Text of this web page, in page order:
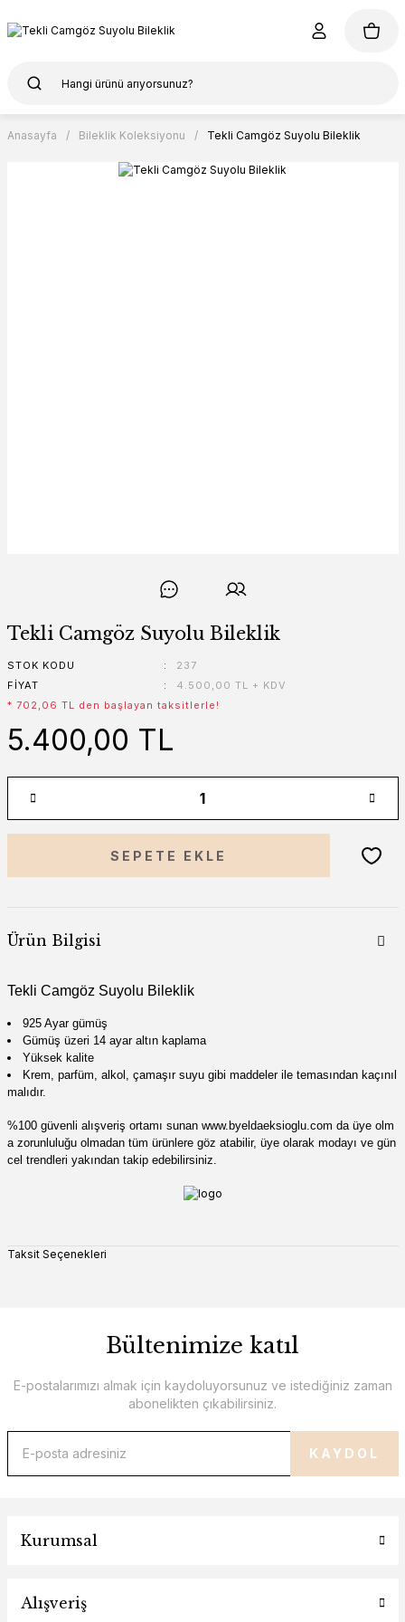
Anasayfa Bileklik Koleksiyonu Tekli Camgöz Suyolu Bileklik
Tekli Camgöz Suyolu Bileklik
STOK KODU
237
FIYAT
4.500,00 TL + KDV
* 702,06 TL den başlayan taksitlerle!
5.400,00 TL
SEPETE EKLE
Ürün Bilgisi
Tekli Camgöz Suyolu Bileklik
925 Ayar gümüş
Gümüş üzeri 14 ayar altın kaplama
Yüksek kalite
Krem, parfüm, alkol, çamaşır suyu gibi maddeler ile temasından kaçınıl
malıdır.
%100 güvenli alışveriş ortamı sunan www.byeldaeksioglu.com da üye olm
a zorunluluğu olmadan tüm ürünlere göz atabilir, üye olarak modayı ve gün
cel trendleri yakından takip edebilirsiniz.
Taksit Seçenekleri
Bültenimize katıl
E-postalarımızı almak için kaydoluyorsunuz ve istediğiniz zaman
abonelikten çıkabilirsiniz.
KAYDOL
Kurumsal
Alışveriş